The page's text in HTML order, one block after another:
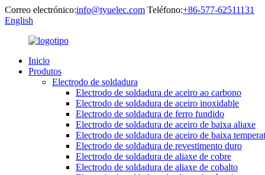
Correo electrónico:info@tyuelec.com Teléfono:+86-577-62511131
English
Inicio
Produtos
Electrodo de soldadura
Electrodo de soldadura de aceiro ao carbono
Electrodo de soldadura de aceiro inoxidable
Electrodo de soldadura de ferro fundido
Electrodo de soldadura de aceiro de baixa aliaxe
Electrodo de soldadura de aceiro de baixa
Electrodo de soldadura de revestimento duro
Electrodo de soldadura de aliaxe de cobre
Electrodo de soldadura de aliaxe de cobalto